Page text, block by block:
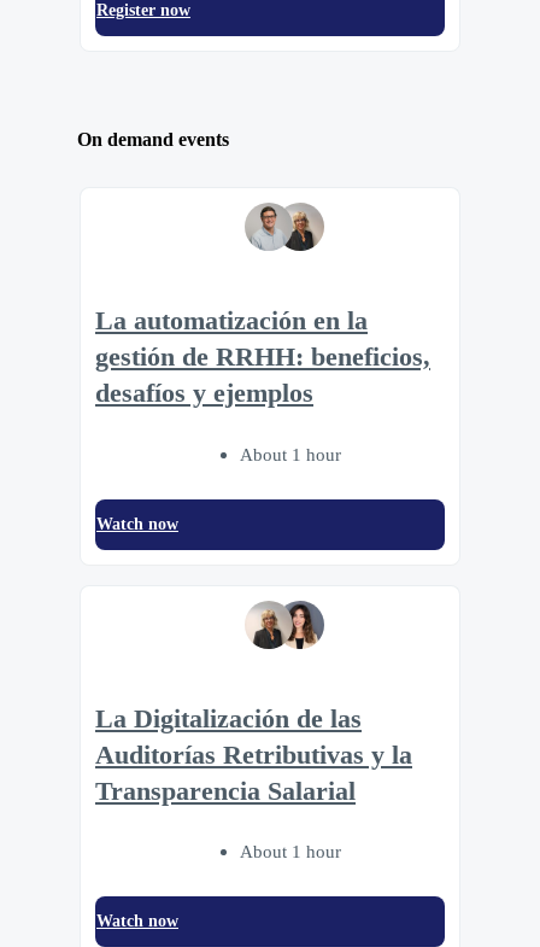
Register now
On demand events
La automatización en la
gestión de RRHH: beneficios,
desafíos y ejemplos
About 1 hour
Watch now
La Digitalización de las
Auditorías Retributivas y la
Transparencia Salarial
About 1 hour
Watch now